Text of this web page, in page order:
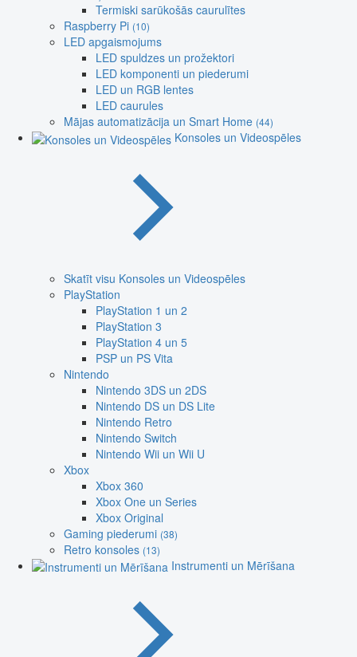
Termiski sarūkošās caurulītes
Raspberry Pi (10)
LED apgaismojums
LED spuldzes un prožektori
LED komponenti un piederumi
LED un RGB lentes
LED caurules
Mājas automatizācija un Smart Home (44)
Konsoles un Videospēles
Skatīt visu Konsoles un Videospēles
PlayStation
PlayStation 1 un 2
PlayStation 3
PlayStation 4 un 5
PSP un PS Vita
Nintendo
Nintendo 3DS un 2DS
Nintendo DS un DS Lite
Nintendo Retro
Nintendo Switch
Nintendo Wii un Wii U
Xbox
Xbox 360
Xbox One un Series
Xbox Original
Gaming piederumi (38)
Retro konsoles (13)
Instrumenti un Mērīšana